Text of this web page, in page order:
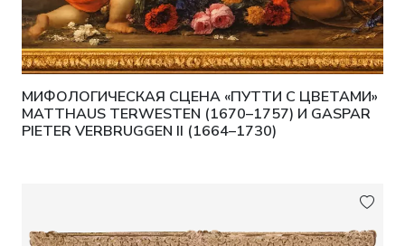
МИФОЛОГИЧЕСКАЯ СЦЕНА «ПУТТИ С ЦВЕТАМИ»
MATTHAUS TERWESTEN (1670–1757) И GASPAR
PIETER VERBRUGGEN II (1664–1730)